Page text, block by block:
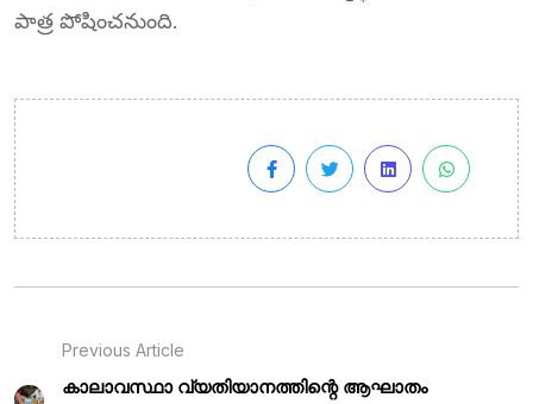
పాత్ర పోషించనుంది.
Previous Article
കാലാവസ്ഥാ വ്യതിയാനത്തിന്റെ ആഘാതം